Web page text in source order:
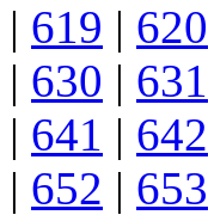
| 619 | 620
| 630 | 631
| 641 | 642
| 652 | 653